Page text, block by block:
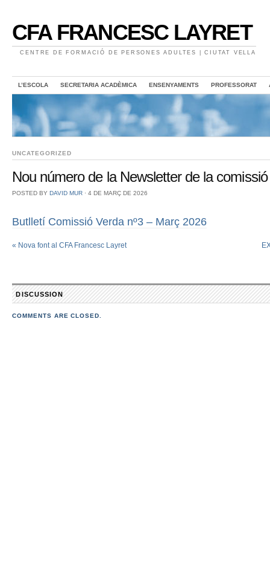
CFA FRANCESC LAYRET
CENTRE DE FORMACIÓ DE PERSONES ADULTES | CIUTAT VELLA
L’ESCOLA SECRETARIA ACADÈMICA ENSENYAMENTS PROFESSORAT
UNCATEGORIZED
Nou número de la Newsletter de la
POSTED BY DAVID MUR ⋅ 4 DE MARÇ DE 2026
Butlletí Comissió Verda nº3 – Març 2026
« Nova font al CFA Francesc Layret
DISCUSSION
COMMENTS ARE CLOSED.